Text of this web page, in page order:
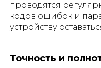
проводятся
кодов ошибок и
устройству
Точность и